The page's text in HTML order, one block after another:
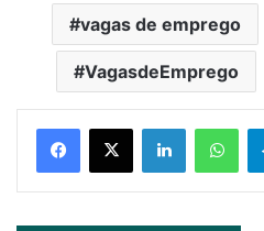
vagas de emprego
VagasdeEmprego